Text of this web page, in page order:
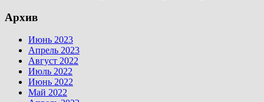
Архив
Июнь 2023
Апрель 2023
Август 2022
Июль 2022
Июнь 2022
Май 2022